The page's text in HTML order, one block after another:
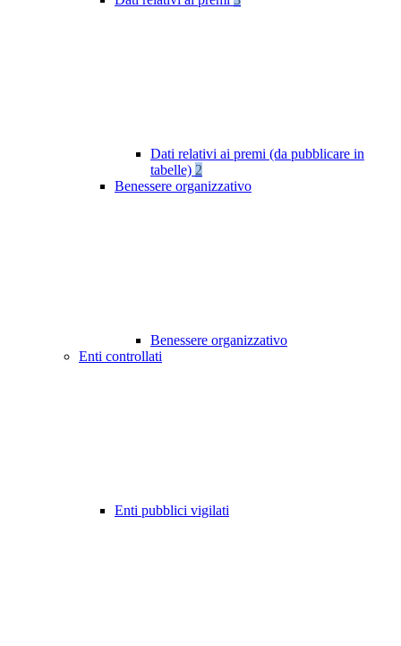
Dati relativi ai premi (da pubblicare in
tabelle) 2
Benessere organizzativo
Benessere organizzativo
Enti controllati
Enti pubblici vigilati